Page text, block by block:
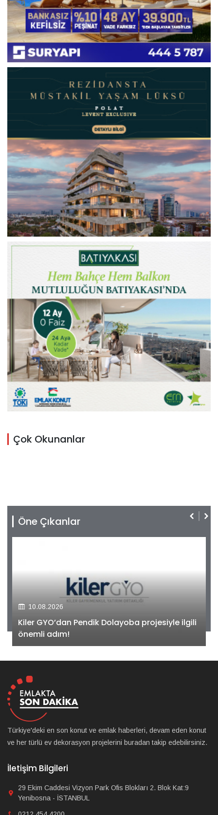
Çok Okunanlar
Öne Çıkanlar
10.08.2026
Kiler GYO’dan Pendik Dolayoba projesiyle ilgili
önemli adım!
Türkiye'deki en son konut ve emlak haberleri, devam eden konut
ve her türlü ev dekorasyon projelerini buradan takip edebilirsiniz.
İletişim Bilgileri
29 Ekim Caddesi Vizyon Park Ofis Blokları 2. Blok Kat:9
Yenibosna - İSTANBUL